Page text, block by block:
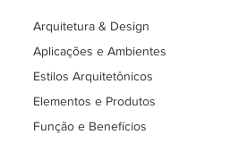
Arquitetura & Design
Aplicações e Ambientes
Estilos Arquitetônicos
Elementos e Produtos
Função e Benefícios